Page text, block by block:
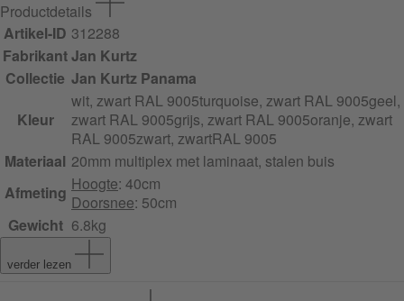
Productdetails
Artikel-ID 312288
FabrikantJan Kurtz
Collectie Jan Kurtz Panama
Kleur
wit, zwart RAL 9005turquoise, zwart RAL 9005geel,
zwart RAL 9005grijs, zwart RAL 9005oranje, zwart
RAL 9005zwart, zwartRAL 9005
Materiaal 20mm multiplex met laminaat, stalen buis
Afmeting Hoogte: 40cm
Doorsnee: 50cm
Gewicht 6.8kg
verder lezen